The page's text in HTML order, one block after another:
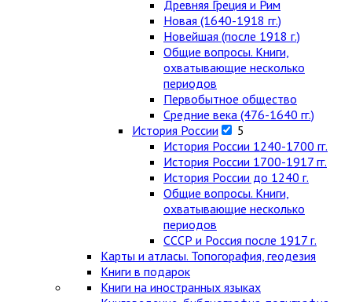
Древняя Греция и Рим
Новая (1640-1918 гг.)
Новейшая (после 1918 г.)
Общие вопросы. Книги,
охватывающие несколько
периодов
Первобытное общество
Средние века (476-1640 гг.)
История России
5
История России 1240-1700 гг.
История России 1700-1917 гг.
История России до 1240 г.
Общие вопросы. Книги,
охватывающие несколько
периодов
СССР и Россия после 1917 г.
Карты и атласы. Топогорафия, геодезия
Книги в подарок
Книги на иностранных языках